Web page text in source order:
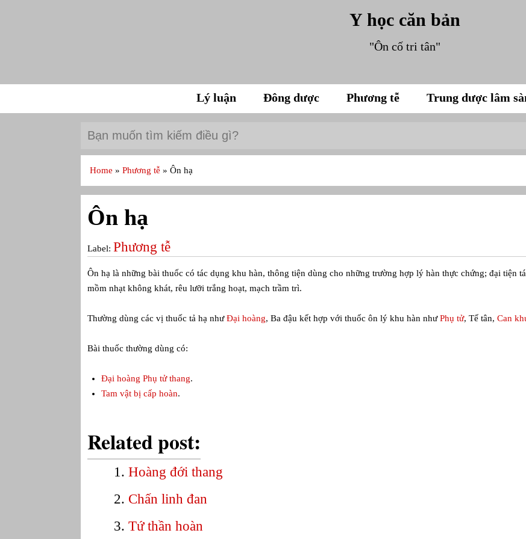
Y học căn bản
"Ôn cố tri tân"
Lý luận Đông dược Phương tễ Trung dược lâm
Home»Phương tễ»Ôn hạ
Ôn hạ
Label: Phương tễ
Ôn hạ là những bài thuốc có tác dụng khu hàn, thông tiện dùng cho những trường hợp lý hàn thực chứng; đại tiện
mồm nhạt không khát, rêu lưỡi trắng hoạt, mạch trầm trì.
Thường dùng các vị thuốc tả hạ nhưĐại hoàng, Ba đậu kết hợp với thuốc ôn lý khu hàn nhưPhụ tử, Tế tân,Can
Bài thuốc thường dùng có:
Đại hoàng Phụ tử thang.
Tam vật bị cấp hoàn.
Related post:
Hoàng đới thang
Chấn linh đan
Tứ thần hoàn